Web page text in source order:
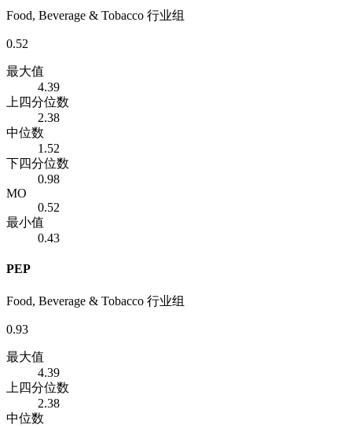
Food, Beverage & Tobacco 行业组
0.52
最大值
4.39
上四分位数
2.38
中位数
1.52
下四分位数
0.98
MO
0.52
最小值
0.43
PEP
Food, Beverage & Tobacco 行业组
0.93
最大值
4.39
上四分位数
2.38
中位数